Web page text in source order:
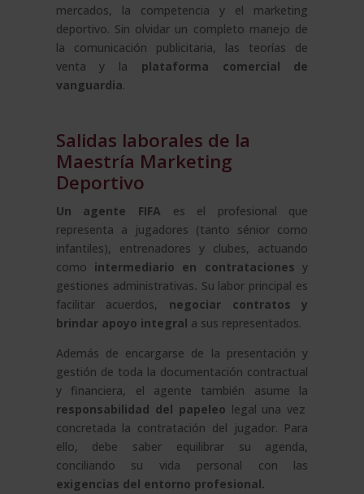
mercados, la competencia y el marketing
deportivo. Sin olvidar un completo manejo de
la comunicación publicitaria, las teorías de
venta y la plataforma comercial de
vanguardia.
Salidas laborales de la
Maestría Marketing
Deportivo
Un agente FIFA es el profesional que
representa a jugadores (tanto sénior como
infantiles), entrenadores y clubes, actuando
como intermediario en contrataciones y
gestiones administrativas. Su labor principal es
facilitar acuerdos, negociar contratos y
brindar apoyo integral a sus representados.
Además de encargarse de la presentación y
gestión de toda la documentación contractual
y financiera, el agente también asume la
responsabilidad del papeleo legal una vez
concretada la contratación del jugador. Para
ello, debe saber equilibrar su agenda,
conciliando su vida personal con las
exigencias del entorno profesional.